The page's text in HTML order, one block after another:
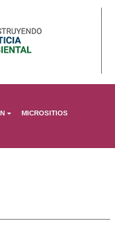
MICROSITIOS